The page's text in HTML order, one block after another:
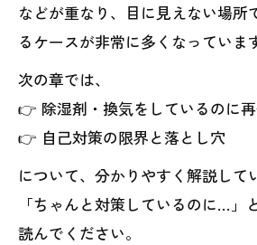
などが重なり、目に見えない場所
るケースが非常に多くなっていま
次の章では、
👉 除湿剤・換気をしているのに
👉 自己対策の限界と落とし穴
について、分かりやすく解説して
「ちゃんと対策しているのに…」
読んでください。